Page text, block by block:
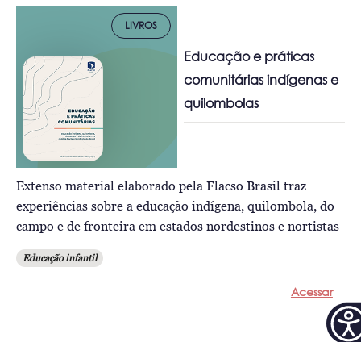
LIVROS
Educação e práticas
comunitárias indígenas e
quilombolas
Extenso material elaborado pela Flacso Brasil traz
experiências sobre a educação indígena, quilombola, do
campo e de fronteira em estados nordestinos e nortistas
Educação infantil
Acessar